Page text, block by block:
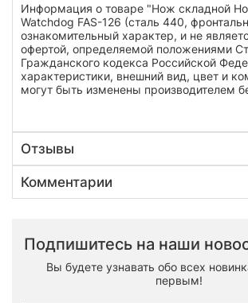
Информация о товаре "Нож складной
Watchdog FAS-126 (сталь 440,
ознакомительный характер, и не
офертой, определяемой положениями
Гражданского кодекса Российской
характеристики, внешний вид, цвет и
могут быть изменены производителем
Отзывы
Комментарии
Подпишитесь на наши
Вы будете узнавать обо всех
первым!